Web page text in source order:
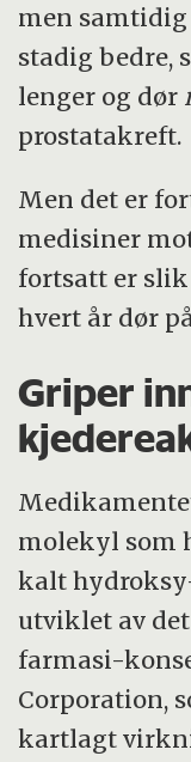
men
stadig bedre,
lenger og dør
prostatakreft.
Men det er
medisiner
fortsatt er
hvert år dør
Griper
molekyl som
kalt
utviklet av
farmasi-
Corporation,
kartlagt